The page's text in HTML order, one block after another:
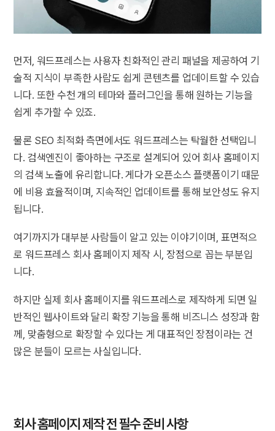
먼저, 워드프레스는 사용자 친화적인 관리 패널을 제공하여 기
술적 지식이 부족한 사람도 쉽게 콘텐츠를 업데이트할 수 있습
니다. 또한 수천 개의 테마와 플러그인을 통해 원하는 기능을
쉽게 추가할 수 있죠.
물론 SEO 최적화 측면에서도 워드프레스는 탁월한 선택입니
다. 검색엔진이 좋아하는 구조로 설계되어 있어 회사 홈페이지
의 검색 노출에 유리합니다. 게다가 오픈소스 플랫폼이기 때문
에 비용 효율적이며, 지속적인 업데이트를 통해 보안성도 유지
됩니다.
여기까지가 대부분 사람들이 알고 있는 이야기이며, 표면적으
로 워드프레스 회사 홈페이지 제작 시, 장점으로 꼽는 부분입
니다.
하지만 실제 회사 홈페이지를 워드프레스로 제작하게 되면 일
반적인 웹사이트와 달리 확장 기능을 통해 비즈니스 성장과 함
께, 맞춤형으로 확장할 수 있다는 게 대표적인 장점이라는 건
많은 분들이 모르는 사실입니다.
회사 홈페이지 제작 전 필수 준비 사항